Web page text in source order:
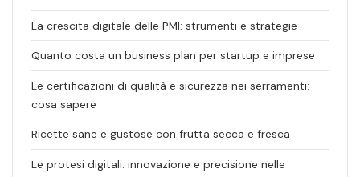
La crescita digitale delle PMI: strumenti e strategie
Quanto costa un business plan per startup e imprese
Le certificazioni di qualità e sicurezza nei serramenti:
cosa sapere
Ricette sane e gustose con frutta secca e fresca
Le protesi digitali: innovazione e precisione nelle